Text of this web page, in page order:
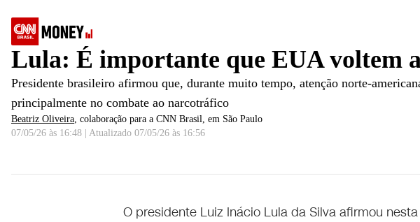
Lula: É importante que EUA voltem
Presidente brasileiro afirmou que, durante muito tempo, atenção norte-
principalmente no combate ao narcotráfico
Beatriz Oliveira, colaboração para a CNN Brasil, em São Paulo
07/05/26 às 16:48
Atualizado 07/05/26 às 16:56
Importante EUA voltarem a ter interesse no Brasil, diz Lula | CNN 360°
O presidente Luiz Inácio Lula da Silva afirmou